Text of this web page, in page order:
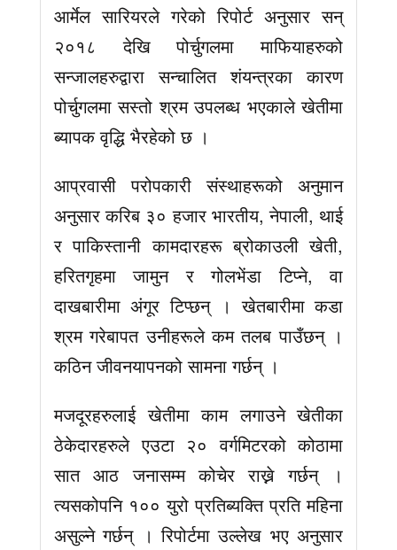
आर्मेल सारियरले गरेको रिपोर्ट अनुसार सन्
२०१८ देखि पोर्चुगलमा माफियाहरुको
सन्जालहरुद्वारा सन्चालित शंयन्त्रका कारण
पोर्चुगलमा सस्तो श्रम उपलब्ध भएकाले खेतीमा
ब्यापक वृद्धि भैरहेको छ ।
आप्रवासी परोपकारी संस्थाहरूको अनुमान
अनुसार करिब ३० हजार भारतीय, नेपाली, थाई
र पाकिस्तानी कामदारहरू ब्रोकाउली खेती,
हरितगृहमा जामुन र गोलभेंडा टिप्ने, वा
दाखबारीमा अंगूर टिप्छन् । खेतबारीमा कडा
श्रम गरेबापत उनीहरूले कम तलब पाउँछन् ।
कठिन जीवनयापनको सामना गर्छन् ।
मजदूरहरुलाई खेतीमा काम लगाउने खेतीका
ठेकेदारहरुले एउटा २० वर्गमिटरको कोठामा
सात आठ जनासम्म कोचेर राख्ने गर्छन् ।
त्यसकोपनि १०० युरो प्रतिब्यक्ति प्रति महिना
असुल्ने गर्छन् । रिपोर्टमा उल्लेख भए अनुसार